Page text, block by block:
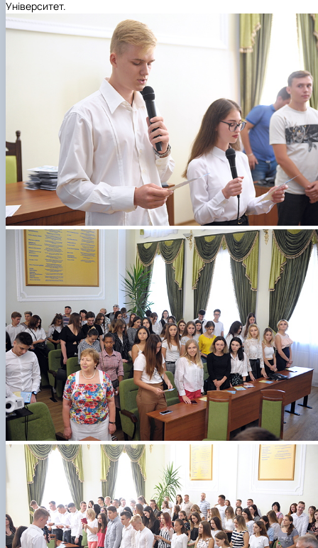
Університет.